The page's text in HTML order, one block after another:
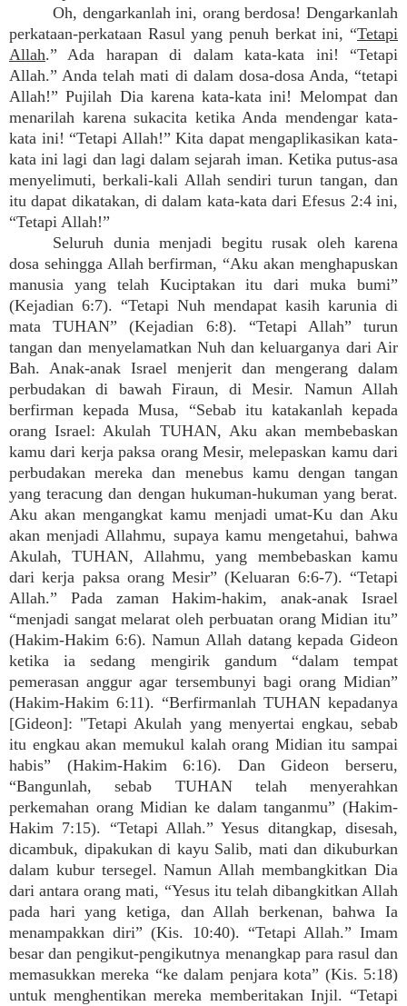
Oh, dengarkanlah ini, orang berdosa! Dengarkanlah
perkataan-perkataan Rasul yang penuh berkat ini, “Tetapi
Allah.” Ada harapan di dalam kata-kata ini! “Tetapi
Allah.” Anda telah mati di dalam dosa-dosa Anda, “tetapi
Allah!” Pujilah Dia karena kata-kata ini! Melompat dan
menarilah karena sukacita ketika Anda mendengar kata-
kata ini! “Tetapi Allah!” Kita dapat mengaplikasikan kata-
kata ini lagi dan lagi dalam sejarah iman. Ketika putus-asa
menyelimuti, berkali-kali Allah sendiri turun tangan, dan
itu dapat dikatakan, di dalam kata-kata dari Efesus 2:4 ini,
“Tetapi Allah!”
Seluruh dunia menjadi begitu rusak oleh karena
dosa sehingga Allah berfirman, “Aku akan menghapuskan
manusia yang telah Kuciptakan itu dari muka bumi”
(Kejadian 6:7). “Tetapi Nuh mendapat kasih karunia di
mata TUHAN” (Kejadian 6:8). “Tetapi Allah” turun
tangan dan menyelamatkan Nuh dan keluarganya dari Air
Bah. Anak-anak Israel menjerit dan mengerang dalam
perbudakan di bawah Firaun, di Mesir. Namun Allah
berfirman kepada Musa, “Sebab itu katakanlah kepada
orang Israel: Akulah TUHAN, Aku akan membebaskan
kamu dari kerja paksa orang Mesir, melepaskan kamu dari
perbudakan mereka dan menebus kamu dengan tangan
yang teracung dan dengan hukuman-hukuman yang berat.
Aku akan mengangkat kamu menjadi umat-Ku dan Aku
akan menjadi Allahmu, supaya kamu mengetahui, bahwa
Akulah, TUHAN, Allahmu, yang membebaskan kamu
dari kerja paksa orang Mesir” (Keluaran 6:6-7). “Tetapi
Allah.” Pada zaman Hakim-hakim, anak-anak Israel
“menjadi sangat melarat oleh perbuatan orang Midian itu”
(Hakim-Hakim 6:6). Namun Allah datang kepada Gideon
ketika ia sedang mengirik gandum “dalam tempat
pemerasan anggur agar tersembunyi bagi orang Midian”
(Hakim-Hakim 6:11). “Berfirmanlah TUHAN kepadanya
[Gideon]: "Tetapi Akulah yang menyertai engkau, sebab
itu engkau akan memukul kalah orang Midian itu sampai
habis” (Hakim-Hakim 6:16). Dan Gideon berseru,
“Bangunlah, sebab TUHAN telah menyerahkan
perkemahan orang Midian ke dalam tanganmu” (Hakim-
Hakim 7:15). “Tetapi Allah.” Yesus ditangkap, disesah,
dicambuk, dipakukan di kayu Salib, mati dan dikuburkan
dalam kubur tersegel. Namun Allah membangkitkan Dia
dari antara orang mati, “Yesus itu telah dibangkitkan Allah
pada hari yang ketiga, dan Allah berkenan, bahwa Ia
menampakkan diri” (Kis. 10:40). “Tetapi Allah.” Imam
besar dan pengikut-pengikutnya menangkap para rasul dan
memasukkan mereka “ke dalam penjara kota” (Kis. 5:18)
untuk menghentikan mereka memberitakan Injil. “Tetapi